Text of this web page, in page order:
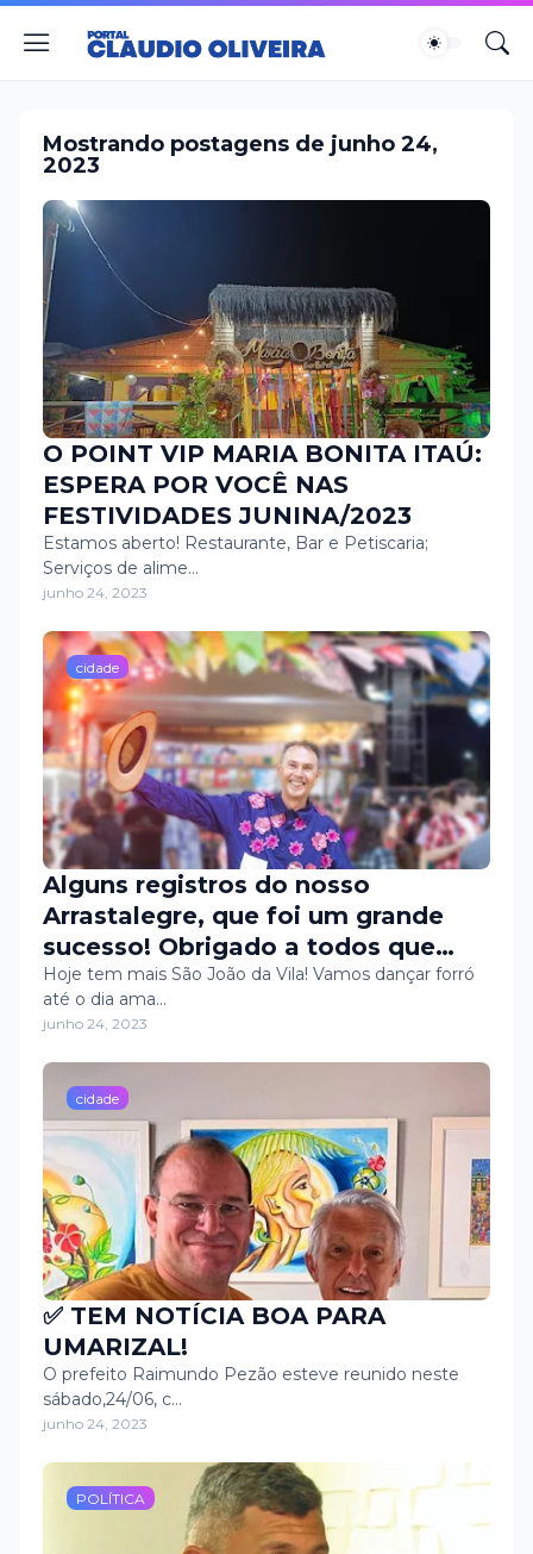
Mostrando postagens de junho 24,
2023
O POINT VIP MARIA BONITA ITAÚ:
ESPERA POR VOCÊ NAS
FESTIVIDADES JUNINA/2023
Estamos aberto! Restaurante, Bar e Petiscaria;
Serviços de alime…
junho 24, 2023
cidade
Alguns registros do nosso
Arrastalegre, que foi um grande
sucesso! Obrigado a todos que
participaram.
Hoje tem mais São João da Vila! Vamos dançar forró
até o dia ama…
junho 24, 2023
cidade
✅ TEM NOTÍCIA BOA PARA
UMARIZAL!
O prefeito Raimundo Pezão esteve reunido neste
sábado,24/06, c…
junho 24, 2023
POLÍTICA